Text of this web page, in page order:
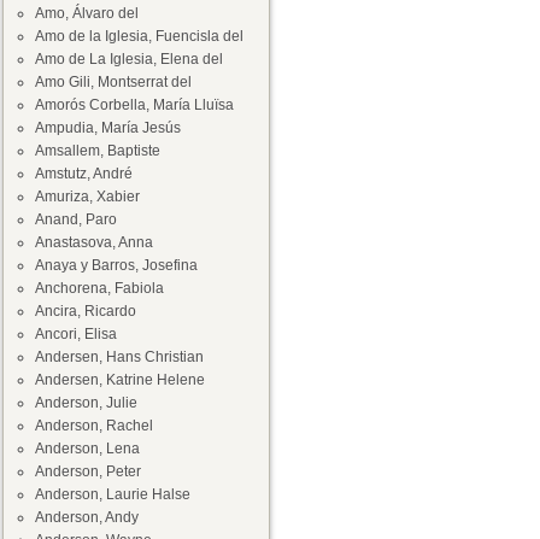
Amo, Álvaro del
Amo de la Iglesia, Fuencisla del
Amo de La Iglesia, Elena del
Amo Gili, Montserrat del
Amorós Corbella, María Lluïsa
Ampudia, María Jesús
Amsallem, Baptiste
Amstutz, André
Amuriza, Xabier
Anand, Paro
Anastasova, Anna
Anaya y Barros, Josefina
Anchorena, Fabiola
Ancira, Ricardo
Ancori, Elisa
Andersen, Hans Christian
Andersen, Katrine Helene
Anderson, Julie
Anderson, Rachel
Anderson, Lena
Anderson, Peter
Anderson, Laurie Halse
Anderson, Andy